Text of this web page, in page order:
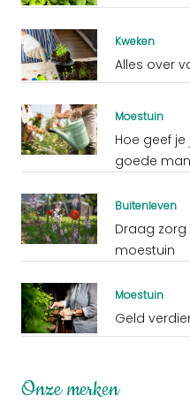
Kweken
Alles over
Moestuin
Hoe geef
goede
Buitenleven
Draag
moestuin
Moestuin
Geld
Onze merken